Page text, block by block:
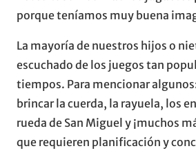
porque teníamos muy buena
La mayoría de nuestros hijos o
escuchado de los juegos tan
tiempos. Para mencionar
brincar la cuerda, la rayuela, los
rueda de San Miguel y ¡muchos
que requieren planificación y